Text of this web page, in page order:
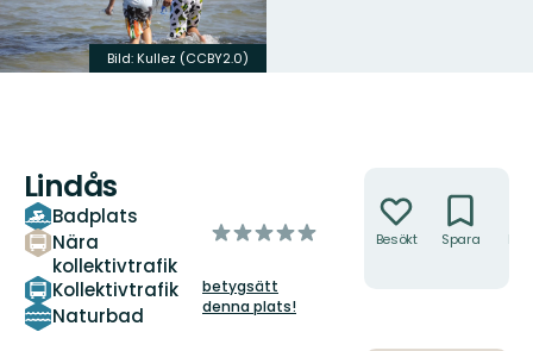
Bild: Kullez (CCBY2.0)
Lindås
Badplats
Nära
kollektivtrafik
Kollektivtrafik
Naturbad
av
stjärnor
betygsätt
denna plats!
Besökt Spara